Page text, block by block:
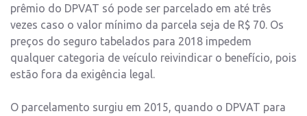
prêmio do DPVAT só pode ser parcelado em até três
vezes caso o valor mínimo da parcela seja de R$ 70. Os
preços do seguro tabelados para 2018 impedem
qualquer categoria de veículo reivindicar o benefício, pois
estão fora da exigência legal.
O parcelamento surgiu em 2015, quando o DPVAT para